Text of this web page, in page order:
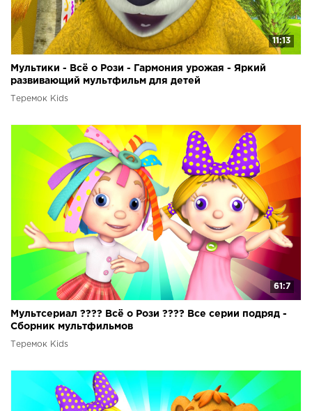
11:13
Мультики - Всё о Рози - Гармония урожая - Яркий
развивающий мультфильм для детей
Теремок Kids
61:7
Мультсериал ???? Всё о Рози ???? Все серии подряд -
Сборник мультфильмов
Теремок Kids